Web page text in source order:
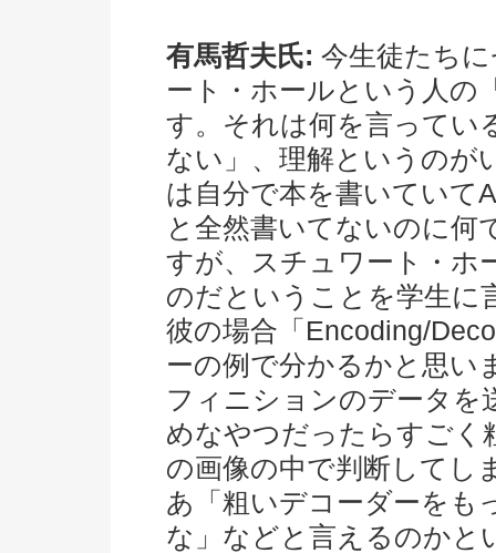
有馬哲夫氏: 今生徒たち
ート・ホールという人の
す。それは何を言ってい
ない」、理解というのが
は自分で本を書いていて
と全然書いてないのに何
すが、スチュワート・ホ
のだということを学生に
彼の場合「Encoding/
ーの例で分かるかと思い
フィニションのデータを
めなやつだったらすごく
の画像の中で判断してし
あ「粗いデコーダーをも
な」などと言えるのかと